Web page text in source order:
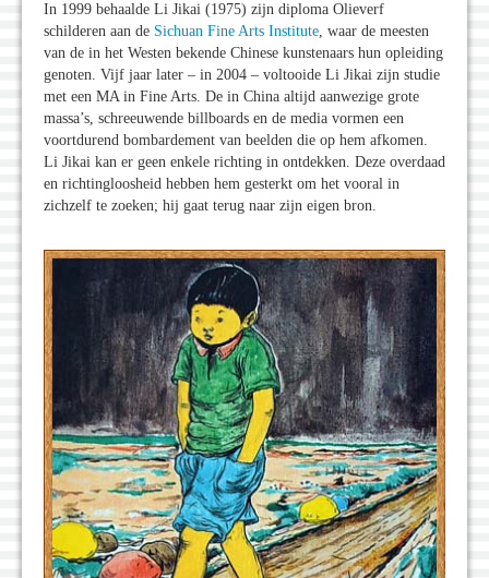
In 1999 behaalde Li Jikai (1975) zijn diploma Olieverf
schilderen aan de Sichuan Fine Arts Institute, waar de meesten
van de in het Westen bekende Chinese kunstenaars hun opleiding
genoten. Vijf jaar later – in 2004 – voltooide Li Jikai zijn studie
met een MA in Fine Arts. De in China altijd aanwezige grote
massa’s, schreeuwende billboards en de media vormen een
voortdurend bombardement van beelden die op hem afkomen.
Li Jikai kan er geen enkele richting in ontdekken. Deze overdaad
en richtingloosheid hebben hem gesterkt om het vooral in
zichzelf te zoeken; hij gaat terug naar zijn eigen bron.